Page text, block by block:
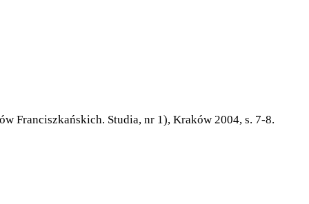
Franciszkańskich. Studia, nr 1), Kraków 2004, s. 7-8.